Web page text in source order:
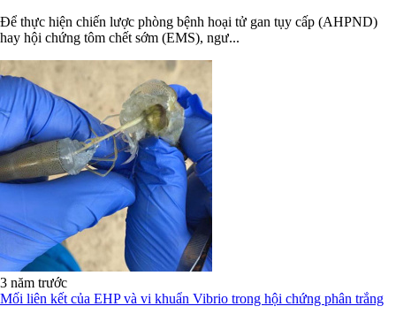
Để thực hiện chiến lược phòng bệnh hoại tử gan tụy cấp (AHPND)
hay hội chứng tôm chết sớm (EMS), ngư...
3 năm trước
Mối liên kết của EHP và vi khuẩn Vibrio trong hội chứng phân trắng